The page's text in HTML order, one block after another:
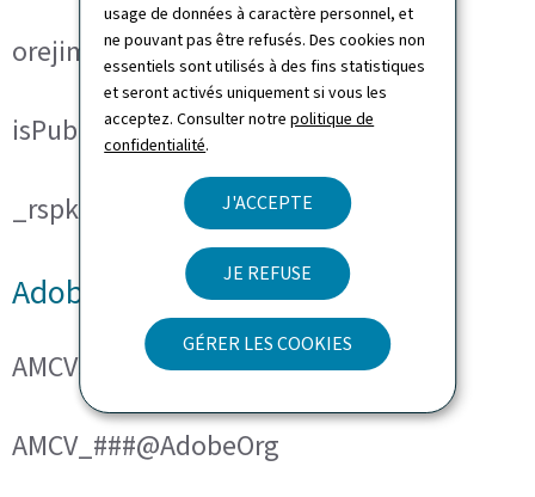
usage de données à caractère personnel, et
ne pouvant pas être refusés. Des cookies non
essentiels sont utilisés à des fins statistiques
et seront activés uniquement si vous les
acceptez. Consulter notrepolitique de
confidentialité.
J'ACCEPTE
JE REFUSE
GÉRER LES COOKIES
orejime
isPublicWebsite
_rspkrLoadCore (ReadSpeaker)
Adobe Analytics
AMCVS_###@AdobeOrg
AMCV_###@AdobeOrg